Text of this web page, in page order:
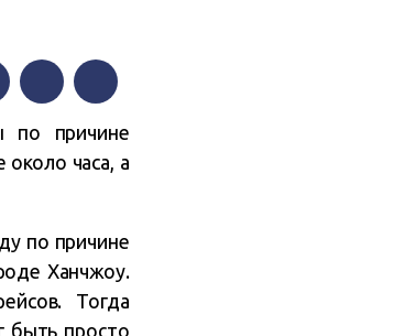
Twitter Telegram
по причине
часа, а
по причине
Ханчжоу.
Тогда
быть просто